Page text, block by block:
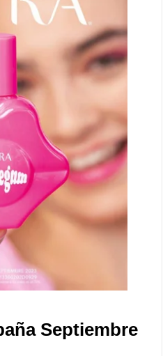
Septiembre